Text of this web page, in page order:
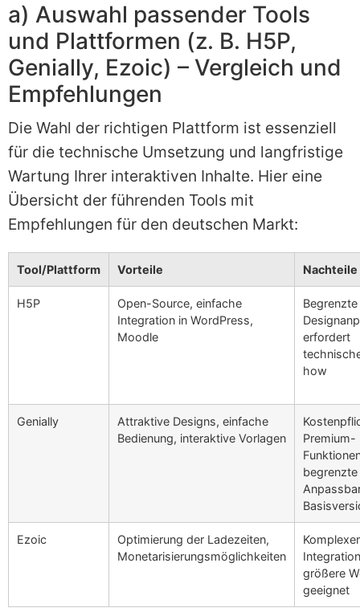
a) Auswahl passender Tools
und Plattformen (z. B. H5P,
Genially, Ezoic) – Vergleich und
Empfehlungen
Die Wahl der richtigen Plattform ist essenziell
für die technische Umsetzung und langfristige
Wartung Ihrer interaktiven Inhalte. Hier eine
Übersicht der führenden Tools mit
Empfehlungen für den deutschen Markt:
Tool/Plattform Vorteile Nachteile
H5P
Open-Source, einfache
Integration in WordPress,
Moodle
Begrenzte
erfordert
how
Genially
Attraktive Designs, einfache
Bedienung, interaktive Vorlagen
Premium-
begrenzte
Ezoic
Optimierung der Ladezeiten,
Monetarisierungsmöglichkeiten
größere
geeignet